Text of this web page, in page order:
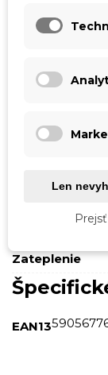
Zateplenie
EAN13
Len